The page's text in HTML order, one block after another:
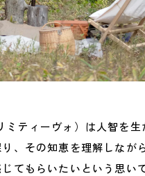
ティーヴォ）は人智を生
、その知恵を理解しなが
てもらいたいという思い